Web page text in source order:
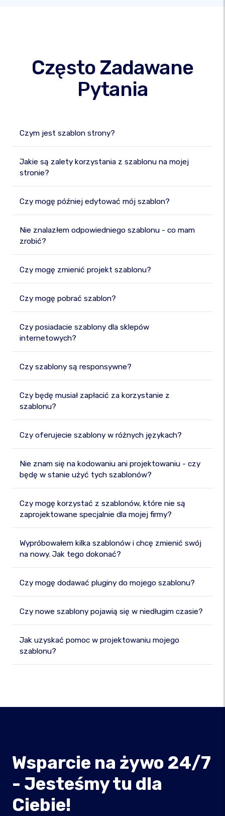
Często Zadawane
Pytania
Czym jest szablon strony?
Jakie są zalety korzystania z szablonu na mojej
stronie?
Czy mogę później edytować mój szablon?
Nie znalazłem odpowiedniego szablonu - co mam
zrobić?
Czy mogę zmienić projekt szablonu?
Czy mogę pobrać szablon?
Czy posiadacie szablony dla sklepów
internetowych?
Czy szablony są responsywne?
Czy będę musiał zapłacić za korzystanie z
szablonu?
Czy oferujecie szablony w różnych językach?
Nie znam się na kodowaniu ani projektowaniu - czy
będę w stanie użyć tych szablonów?
Czy mogę korzystać z szablonów, które nie są
zaprojektowane specjalnie dla mojej firmy?
Wypróbowałem kilka szablonów i chcę zmienić swój
na nowy. Jak tego dokonać?
Czy mogę dodawać pluginy do mojego szablonu?
Czy nowe szablony pojawią się w niedługim czasie?
Jak uzyskać pomoc w projektowaniu mojego
szablonu?
Wsparcie na żywo 24/7
- Jesteśmy tu dla
Ciebie!